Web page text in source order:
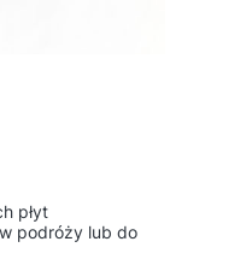
płyt
podróży lub do